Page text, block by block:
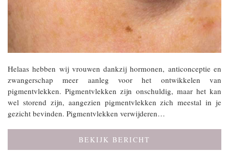
Helaas hebben wij vrouwen dankzij hormonen, anticonceptie en
zwangerschap meer aanleg voor het ontwikkelen van
pigmentvlekken. Pigmentvlekken zijn onschuldig, maar het kan
wel storend zijn, aangezien pigmentvlekken zich meestal in je
gezicht bevinden. Pigmentvlekken verwijderen…
BEKIJK BERICHT